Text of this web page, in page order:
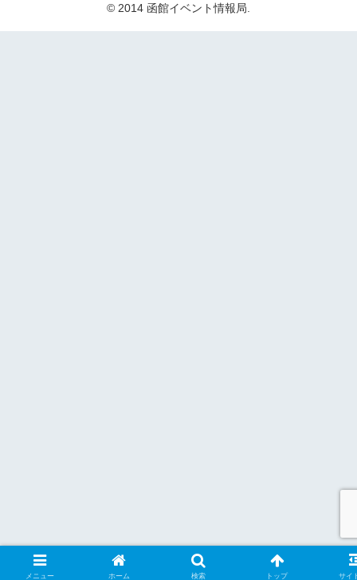
© 2014 函館イベント情報局.
メニュー ホーム 検索 トップ サイ